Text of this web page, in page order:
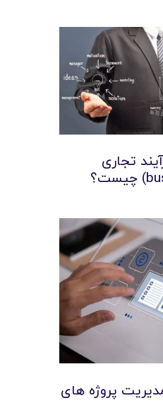
تجاری
مدیریت پروژه های